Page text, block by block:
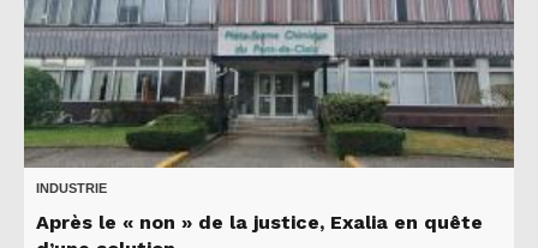
INDUSTRIE
Après le « non » de la justice, Exalia en quête